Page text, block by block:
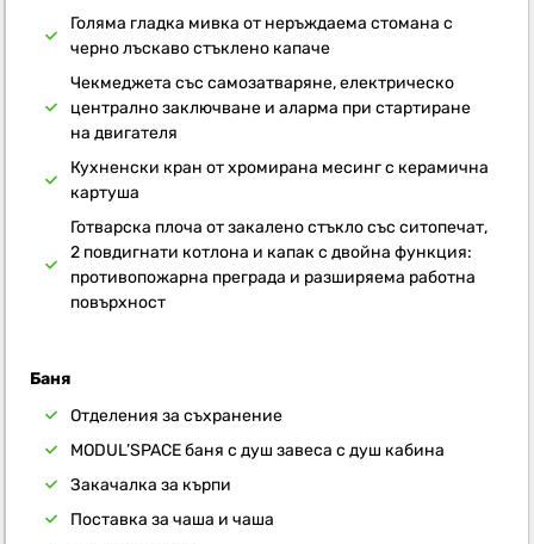
Голяма гладка мивка от неръждаема стомана с
черно лъскаво стъклено капаче
Чекмеджета със самозатваряне, електрическо
централно заключване и аларма при стартиране
на двигателя
Кухненски кран от хромирана месинг с керамична
картуша
Готварска плоча от закалено стъкло със ситопечат,
2 повдигнати котлона и капак с двойна функция:
противопожарна преграда и разширяема работна
повърхност
Баня
Отделения за съхранение
MODUL’SPACE баня с душ завеса с душ кабина
Закачалка за кърпи
Поставка за чаша и чаша